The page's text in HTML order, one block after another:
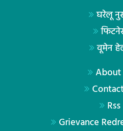
घरेलू
वूमेन
About
Rss
Grievance